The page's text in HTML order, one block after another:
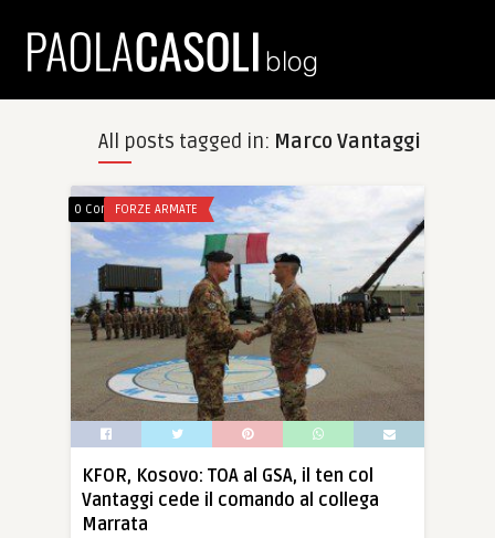
All posts tagged in: Marco Vantaggi
0 CommentsFORZE ARMATE
KFOR, Kosovo: TOA al GSA, il ten col
Vantaggi cede il comando al collega
Marrata